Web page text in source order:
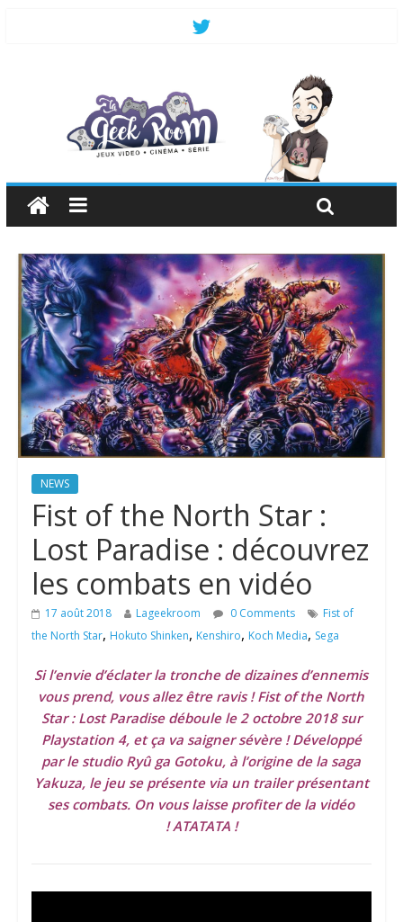
NEWS
Fist of the North Star :
Lost Paradise : découvrez
les combats en vidéo
17 août 2018 Lageekroom 0 Comments
Fist of
the North Star, Hokuto Shinken, Kenshiro, Koch Media, Sega
Si l’envie d’éclater la tronche de dizaines d’ennemis
vous prend, vous allez être ravis ! Fist of the North
Star : Lost Paradise déboule le 2 octobre 2018 sur
Playstation 4, et ça va saigner sévère ! Développé
par le studio Ryû ga Gotoku, à l’origine de la saga
Yakuza, le jeu se présente via un trailer présentant
ses combats. On vous laisse profiter de la vidéo
! ATATATA !